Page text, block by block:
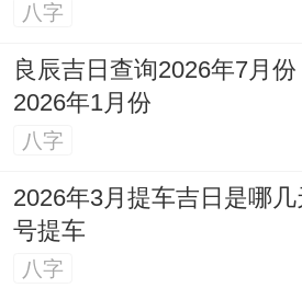
八字
良辰吉日查询2026年7月
2026年1月份
八字
2026年3月提车吉日是哪
号提车
八字